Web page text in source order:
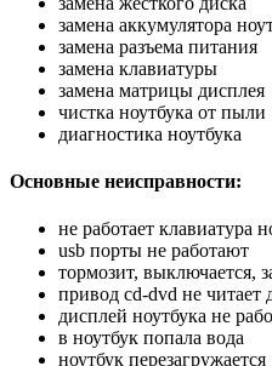
замена аккумулятора
замена разъема питания
замена клавиатуры
замена матрицы дисплея
чистка ноутбука от пыли
диагностика ноутбука
Основные неисправности:
не работает клавиатура
usb порты не работают
тормозит, выключается,
привод cd-dvd не читает
дисплей ноутбука не
в ноутбук попала вода
ноутбук перезагружается